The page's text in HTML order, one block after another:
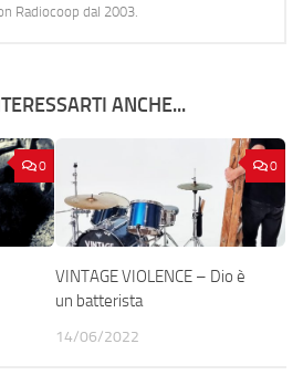
Radiocoop dal 2003.
ANCHE...
0 0
VINTAGE VIOLENCE – Dio è
un batterista
14/06/2022